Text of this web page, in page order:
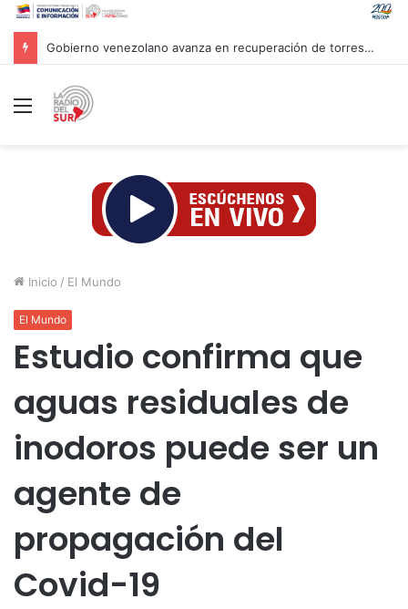
España despliega a más de 2.000 efectivos en Ceuta ante nueva oleada migratoria
Menú
Inicio / El Mundo
El Mundo
Estudio confirma que
aguas residuales de
inodoros puede ser un
agente de
propagación del
Covid-19